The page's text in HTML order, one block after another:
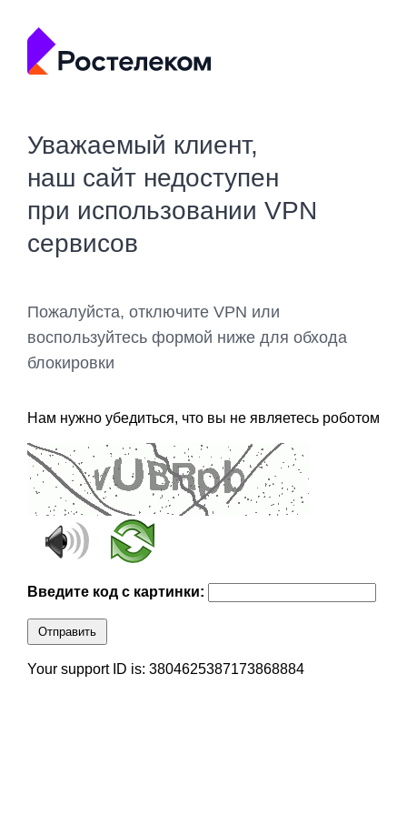
Уважаемый клиент,
наш сайт недоступен
при использовании VPN
сервисов
Пожалуйста, отключите VPN или
воспользуйтесь формой ниже для обхода
блокировки
Нам нужно убедиться, что вы не являетесь роботом
Введите код с картинки:
Отправить
Your support ID is: 3804625387173868884